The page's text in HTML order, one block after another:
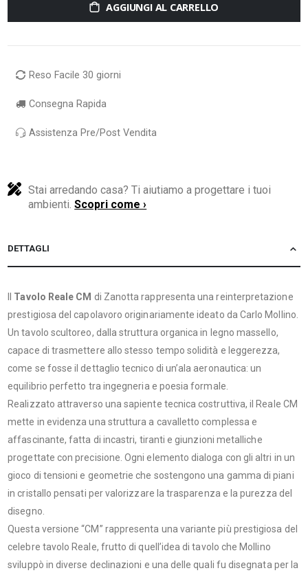
AGGIUNGI AL CARRELLO
Reso Facile 30 giorni
Consegna Rapida
Assistenza Pre/Post Vendita
Stai arredando casa? Ti aiutiamo a progettare i tuoi
ambienti.Scopri come ›
DETTAGLI
Tavolo Reale CM di Zanotta rappresenta una reinterpretazione
prestigiosa del capolavoro originariamente ideato da Carlo Mollino.
Un tavolo scultoreo, dalla struttura organica in legno massello,
capace di trasmettere allo stesso tempo solidità e leggerezza,
come se fosse il dettaglio tecnico di un’ala aeronautica: un
equilibrio perfetto tra ingegneria e poesia formale.
Realizzato attraverso una sapiente tecnica costruttiva, il Reale CM
mette in evidenza una struttura a cavalletto complessa e
affascinante, fatta di incastri, tiranti e giunzioni metalliche
progettate con precisione. Ogni elemento dialoga con gli altri in un
gioco di tensioni e geometrie che sostengono una gamma di piani
in cristallo pensati per valorizzare la trasparenza e la purezza del
disegno.
Questa versione “CM” rappresenta una variante più prestigiosa del
celebre tavolo Reale, frutto di quell’idea di tavolo che Mollino
sviluppò in diverse declinazioni e una delle quali fu disegnata per la